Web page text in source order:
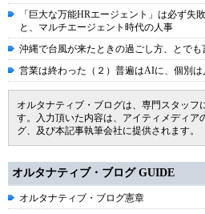
「巨大な万能HRエージェント」は必ず失
と、マルチエージェント時代の人事
沖縄で台風が来たときの過ごし方、とでも
営業は終わった（２）普遍はAIに、個別は
オルタナティブ・ブログは、専門スタッフ
す。入力頂いた内容は、アイティメディア
グ、及び本記事執筆会社に提供されます。
オルタナティブ・ブログ GUIDE
オルタナティブ・ブログ憲章